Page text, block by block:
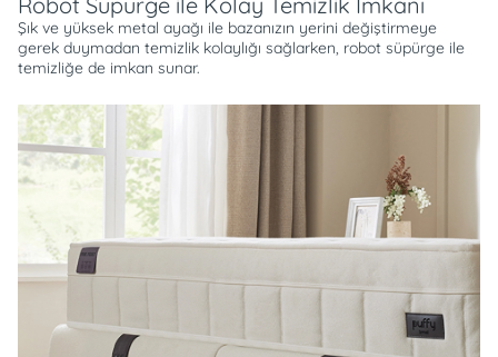
Şık ve yüksek metal ayağı ile bazanızın yerini değiştirmeye
gerek duymadan temizlik kolaylığı sağlarken, robot süpürge ile
temizliğe de imkan sunar.